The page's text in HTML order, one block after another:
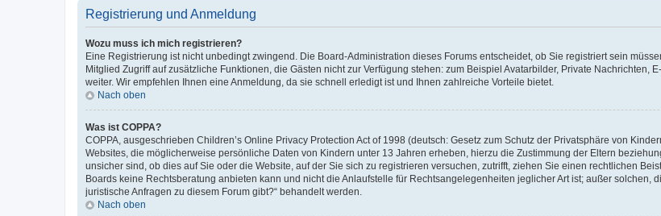
Registrierung und Anmeldung
Wozu muss ich mich registrieren?
Eine Registrierung ist nicht unbedingt zwingend. Die Board-Administration dieses Forums entscheidet, ob Sie registriert sein
Mitglied Zugriff auf zusätzliche Funktionen, die Gästen nicht zur Verfügung stehen: zum Beispiel Avatarbilder, Private Nachrichten,
weiter. Wir empfehlen Ihnen eine Anmeldung, da sie schnell erledigt ist und Ihnen zahlreiche Vorteile bietet.
Nach oben
Was ist COPPA?
COPPA, ausgeschrieben Children’s Online Privacy Protection Act of 1998 (deutsch: Gesetz zum Schutz der Privatsphäre von
Websites, die möglicherweise persönliche Daten von Kindern unter 13 Jahren erheben, hierzu die Zustimmung der Eltern
unsicher sind, ob dies auf Sie oder die Website, auf der Sie sich zu registrieren versuchen, zutrifft, ziehen Sie einen rechtlichen
Boards keine Rechtsberatung anbieten kann und nicht die Anlaufstelle für Rechtsangelegenheiten jeglicher Art ist; außer solchen,
juristische Anfragen zu diesem Forum gibt?“ behandelt werden.
Nach oben